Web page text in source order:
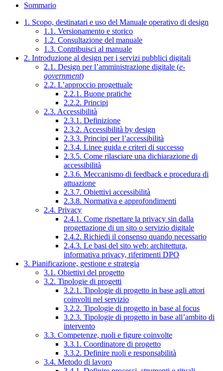
Sommario
1. Scopo, destinatari e uso del Manuale operativo di design
1.1. Versionamento e storico
1.2. Consultazione del manuale
1.3. Contribuisci al manuale
2. Introduzione al design per i servizi pubblici digitali
2.1. Design per l’amministrazione digitale (e-
government)
2.2. L’approccio progettuale
2.2.1. Buone pratiche
2.2.2. Principi
2.3. Accessibilità
2.3.1. Definizione
2.3.2. Accessibilità by design
2.3.3. Principi per l’accessibilità
2.3.4. Linee guida e criteri di successo
2.3.5. Come rilasciare una dichiarazione di
accessibilità
2.3.6. Meccanismo di feedback e procedura di
attuazione
2.3.7. Obiettivi accessibilità
2.3.8. Normativa e approfondimenti
2.4. Privacy
2.4.1. Come rispettare la privacy sin dalla
progettazione di un sito o servizio digitale
2.4.2. Richiedi il consenso quando necessario
2.4.3. Le basi del sito web: architettura,
informativa privacy, riferimenti DPO
3. Pianificazione, gestione e strategia
3.1. Obiettivi del progetto
3.2. Tipologie di progetti
3.2.1. Tipologie di progetto in base agli attori
coinvolti nel servizio
3.2.2. Tipologie di progetto in base al focus
3.2.3. Tipologie di progetto in base all’ambito di
intervento
3.3. Competenze, ruoli e figure coinvolte
3.3.1. Coordinatore di progetto
3.3.2. Definire ruoli e responsabilità
3.4. Metodo di lavoro